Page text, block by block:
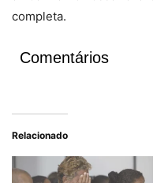
completa.
Comentários
Relacionado